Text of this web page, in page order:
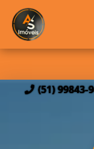
(51) 99843-